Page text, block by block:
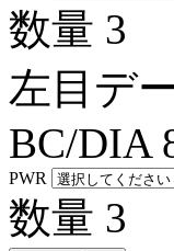
数量 3
左目デ
BC/DIA
PWR
数量 3